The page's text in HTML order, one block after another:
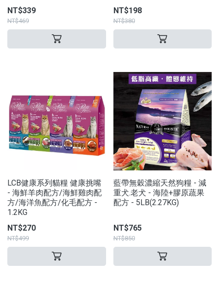
NT$339
NT$469
NT$198
NT$380
LCB健康系列貓糧 健康挑嘴
- 海鮮羊肉配方/海鮮雞肉配
方/海洋魚配方/化毛配方 -
1.2KG
NT$270
NT$499
藍帶無穀濃縮天然狗糧 - 減
重犬.老犬 - 海陸+膠原蔬果
配方 - 5LB(2.27KG)
NT$765
NT$850